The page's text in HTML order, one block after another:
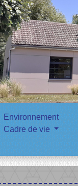
Environnement
Cadre de vie